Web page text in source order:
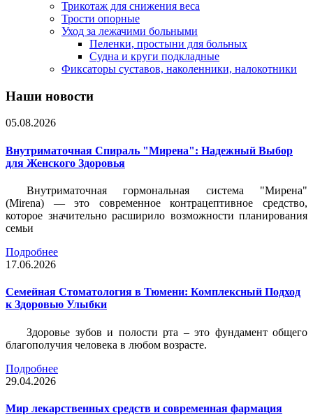
Трикотаж для снижения веса
Трости опорные
Уход за лежачими больными
Пеленки, простыни для больных
Судна и круги подкладные
Фиксаторы суставов, наколенники, налокотники
Наши новости
05.08.2026
Внутриматочная Спираль "Мирена": Надежный Выбор
для Женского Здоровья
Внутриматочная гормональная система "Мирена"
(Mirena) — это современное контрацептивное средство,
которое значительно расширило возможности планирования
семьи
Подробнее
17.06.2026
Семейная Стоматология в Тюмени: Комплексный Подход
к Здоровью Улыбки
Здоровье зубов и полости рта – это фундамент общего
благополучия человека в любом возрасте.
Подробнее
29.04.2026
Мир лекарственных средств и современная фармация